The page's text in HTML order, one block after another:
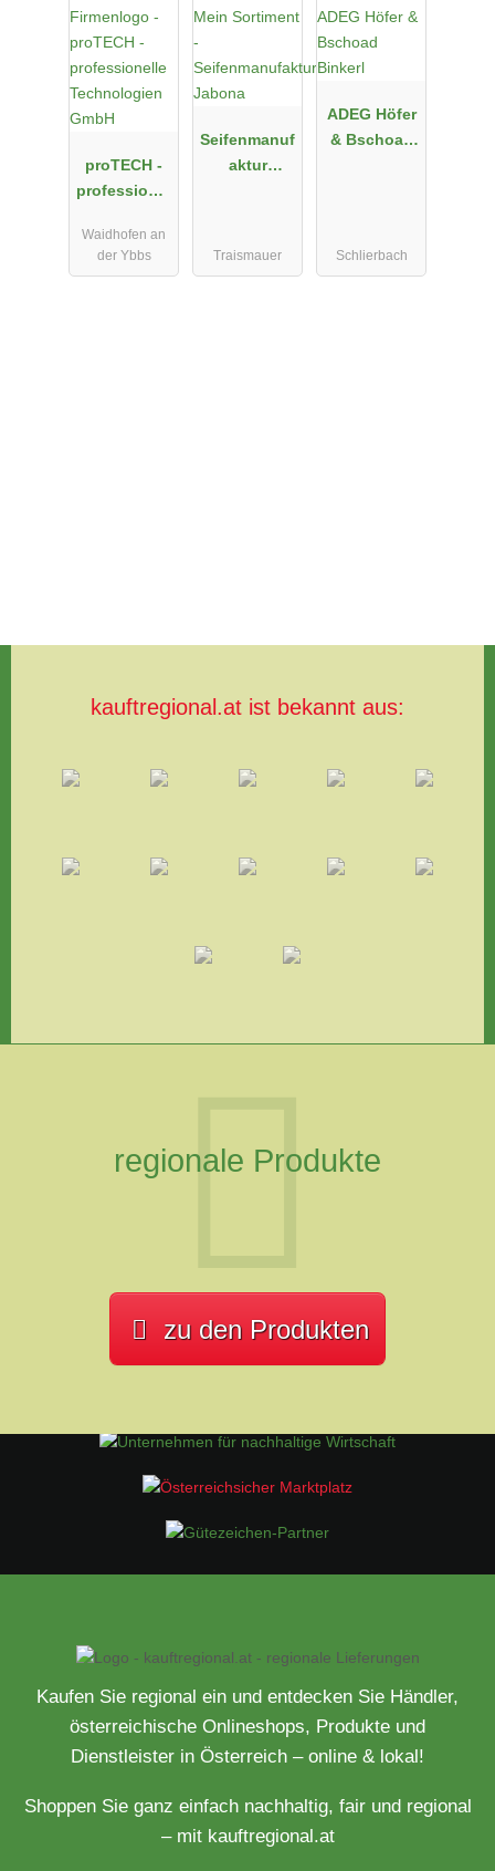
proTECH -
professionel
Technologie
Waidhofen an
der Ybbs
Seifenmanuf
aktur
Traismauer
ADEG Höfer
& Bschoad
Schlierbach
kauftregional.at ist bekannt aus:
regionale Produkte
zu den Produkten
Kaufen Sie regional ein und entdecken Sie Händler,
österreichische Onlineshops, Produkte und
Dienstleister in Österreich – online & lokal!
Shoppen Sie ganz einfach nachhaltig, fair und regional
– mit kauftregional.at